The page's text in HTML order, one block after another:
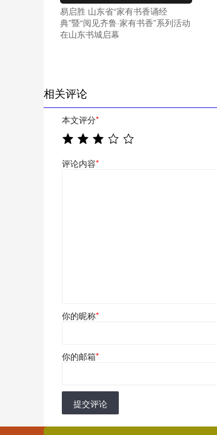
易启胜 山东省“家有书香诵经
典”暨“阅见齐鲁·家有书香”系列活动
在山东书城启幕
相关评论
本文评分*
评论内容*
你的昵称*
你的邮箱*
提交评论